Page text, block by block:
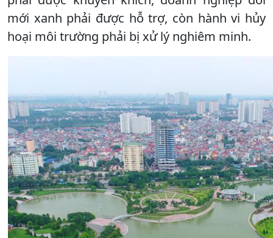
mới xanh phải được hỗ trợ, còn hành vi hủy
hoại môi trường phải bị xử lý nghiêm minh.